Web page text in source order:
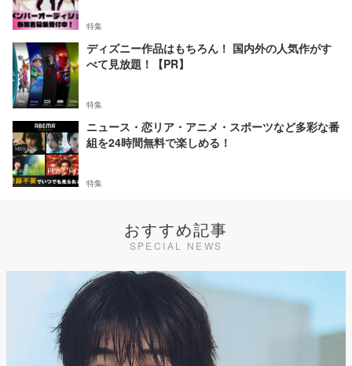
特集
ディズニー作品はもちろん！ 国内外の人気作がす
べて見放題！【PR】
特集
ニュース・恋リア・アニメ・スポーツなど多彩な番
組を24時間無料で楽しめる！
特集
おすすめ記事
SPECIAL NEWS